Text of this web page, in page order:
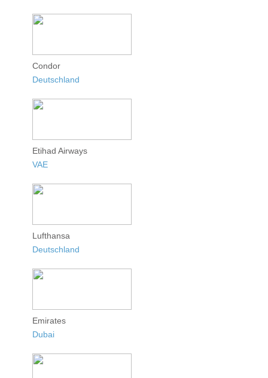
Condor
Deutschland
Etihad Airways
VAE
Lufthansa
Deutschland
Emirates
Dubai